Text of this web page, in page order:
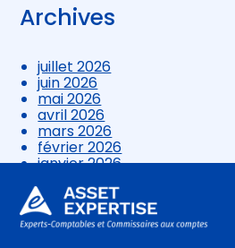
Aller
au
Archives
juillet 2026
juin 2026
mai 2026
avril 2026
mars 2026
février 2026
janvier 2026
novembre 2025
octobre 2025
septembre 2025